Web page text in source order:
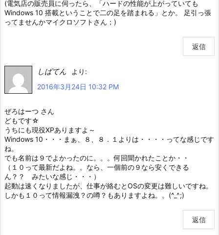
(電気店の販売員に伺ったら、「ハードの性能が上がっていても
Windows 10 搭載ということで二の足を踏まれる」とか。 足引っ張
ってませんかマイクロソフトさん；)
返信
しばてん
より:
2016年3月24日 10:32 PM
ぜろはーつ さん
どもです☆
うちにも現役XPありますよ～
Windows 10・・・まぁ、８、８．１よりは・・・・ってな感じです
ね。
でも名前は９でよかったのに。。。何回聞かれたことか・・
（１０って最新だよね。。なら、一個前の９なら安くできる
ん？？ みたいな感じ・・・）
起動は速くなりましたが、仕事が絡むとOSの変更は難しいですね。
しかも１０って情報漏洩？の噂？もありますよね。。(^_^;)
返信